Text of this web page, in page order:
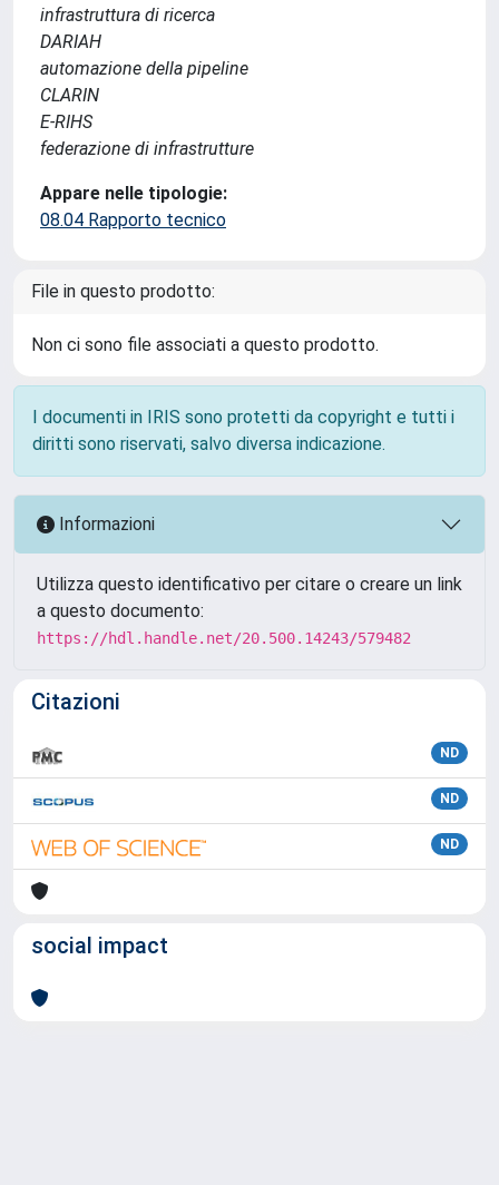
infrastruttura di ricerca
DARIAH
automazione della pipeline
CLARIN
E-RIHS
federazione di infrastrutture
Appare nelle tipologie:
08.04 Rapporto tecnico
File in questo prodotto:
Non ci sono file associati a questo prodotto.
I documenti in IRIS sono protetti da copyright e tutti i
diritti sono riservati, salvo diversa indicazione.
Informazioni
Utilizza questo identificativo per citare o creare un link
a questo documento:
https://hdl.handle.net/20.500.14243/579482
Citazioni
ND
ND
ND
social impact